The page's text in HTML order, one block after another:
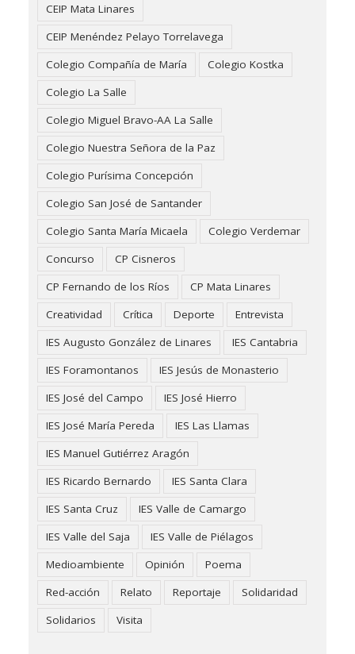
CEIP Mata Linares
CEIP Menéndez Pelayo Torrelavega
Colegio Compañía de María
Colegio Kostka
Colegio La Salle
Colegio Miguel Bravo-AA La Salle
Colegio Nuestra Señora de la Paz
Colegio Purísima Concepción
Colegio San José de Santander
Colegio Santa María Micaela
Colegio Verdemar
Concurso
CP Cisneros
CP Fernando de los Ríos
CP Mata Linares
Creatividad
Crítica Deporte
Entrevista
IES Augusto González de Linares
IES Cantabria
IES Foramontanos
IES Jesús de Monasterio
IES José del Campo
IES José Hierro
IES José María Pereda
IES Las Llamas
IES Manuel Gutiérrez Aragón
IES Ricardo Bernardo
IES Santa Clara
IES Santa Cruz
IES Valle de Camargo
IES Valle del Saja
IES Valle de Piélagos
Medioambiente
Opinión
Poema
Red-acción
Relato Reportaje
Solidaridad
Solidarios
Visita